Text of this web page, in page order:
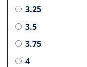
3.25
3.5
3.75
4